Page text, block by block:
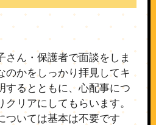
さん・保護者で面談をしま
のかをしっかり拝見してキ
するとともに、心配事につ
リアにしてもらいます。
ついては基本は不要です